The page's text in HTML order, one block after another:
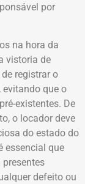
por
na hora da
vistoria de
registrar o
que o
existentes. De
o locador deve
do estado do
essencial que
defeito ou